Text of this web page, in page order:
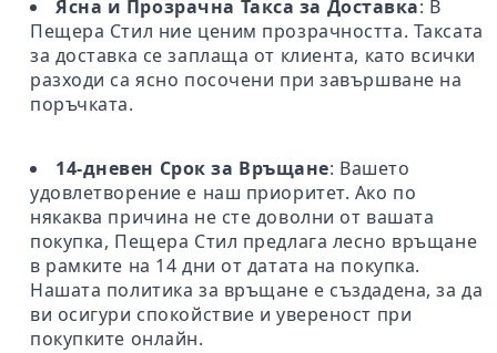
Ясна и Прозрачна Такса за Доставка: В
Пещера Стил ние ценим прозрачността. Таксата
за доставка се заплаща от клиента, като всички
разходи са ясно посочени при завършване на
поръчката.
14-дневен Срок за Връщане: Вашето
удовлетворение е наш приоритет. Ако по
някаква причина не сте доволни от вашата
покупка, Пещера Стил предлага лесно връщане
в рамките на 14 дни от датата на покупка.
Нашата политика за връщане е създадена, за да
ви осигури спокойствие и увереност при
покупките онлайн.